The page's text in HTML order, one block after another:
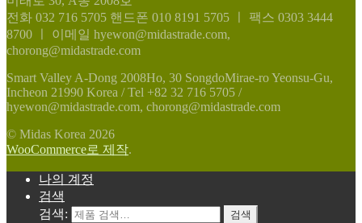
전화 032 716 5705 핸드폰 010 8191 5705
팩스 0303 3444
8700
이메일 hyewon@midastrade.com,
chorong@midastrade.com
Smart Valley A-Dong 2008Ho, 30 SongdoMirae-ro Yeonsu-Gu,
Incheon 21990 Korea / Tel +82 32 716 5705 /
hyewon@midastrade.com, chorong@midastrade.com
© Midas Korea 2026
WooCommerce로 제작.
나의 계정
검색
검색:
검색